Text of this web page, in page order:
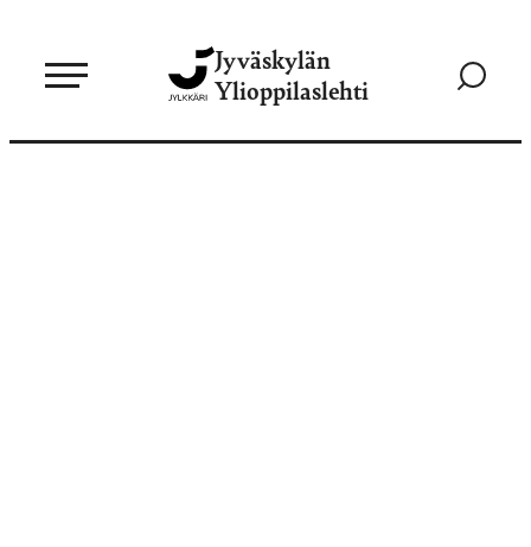
sisältöön
Jyväskylän
Ylioppilaslehti
Siirry